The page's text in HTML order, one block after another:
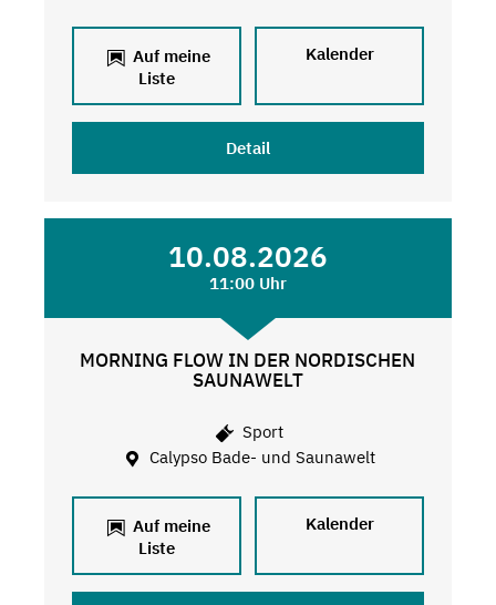
Auf meine
Liste
Kalender
Detail
10.08.2026
11:00 Uhr
MORNING FLOW IN DER NORDISCHEN
SAUNAWELT
Sport
Calypso Bade- und Saunawelt
Auf meine
Liste
Kalender